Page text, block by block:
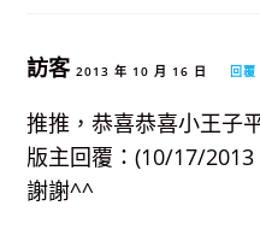
訪客2013 年 10 月 16 日 回覆
推推，恭喜恭喜小王子
版主回覆：(10/17/
謝謝^^